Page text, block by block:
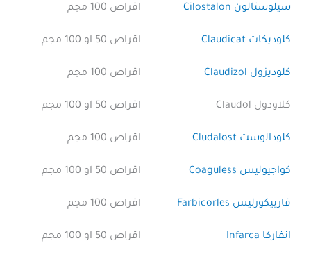
سيلوستالون Cilostalon اقراص 100 مجم
كلوديكات Claudicat اقراص 50 او 100 مجم
كلوديزول Claudizol اقراص 100 مجم
كلاودول Claudol اقراص 50 او 100 مجم
كلودالوست Cludalost اقراص 100 مجم
كواجيوليس Coaguless اقراص 50 او 100 مجم
فاربيكورليس Farbicorles اقراص 100 مجم
انفاركا Infarca اقراص 50 او 100 مجم